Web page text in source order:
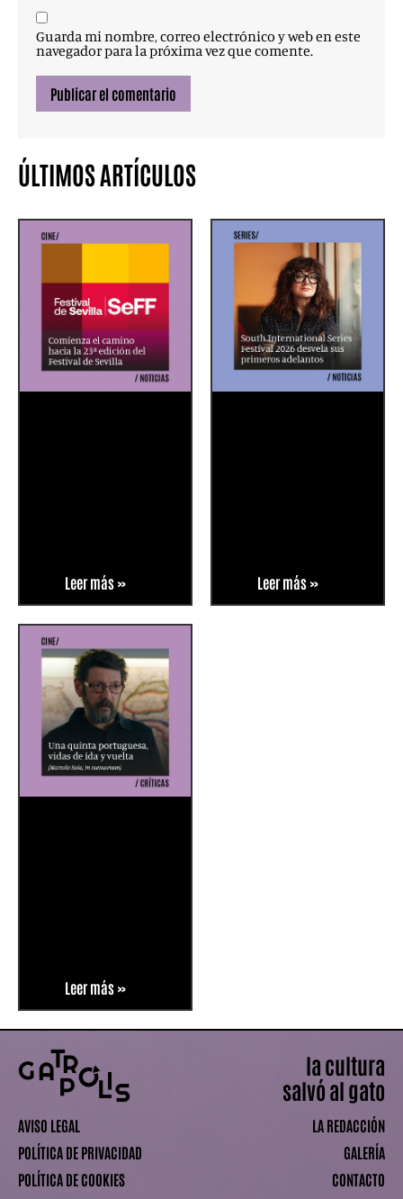
Guarda mi nombre, correo electrónico y web en este
navegador para la próxima vez que comente.
ÚLTIMOS ARTÍCULOS
Leer más » Leer más »
Leer más »
AVISO LEGAL
POLÍTICA DE PRIVACIDAD
POLÍTICA DE COOKIES
la cultura
salvó al gato
LA REDACCIÓN
GALERÍA
CONTACTO